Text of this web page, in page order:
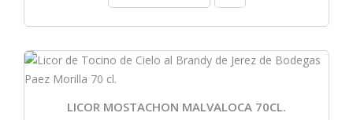
LICOR MOSTACHON MALVALOCA 70CL.